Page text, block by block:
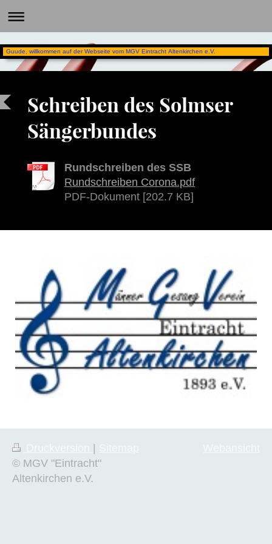
Guude, willkommen auf der Webseite vom MGV Eintracht Altenkirchen e.V.
Schreiben des Solmser
Sängerbundes
Rundschreiben des SSB
Rundschreiben Corona.pdf
PDF-Dokument [202.7 KB]
|
© MGV "Eintracht"
Altenkirchen e.V.